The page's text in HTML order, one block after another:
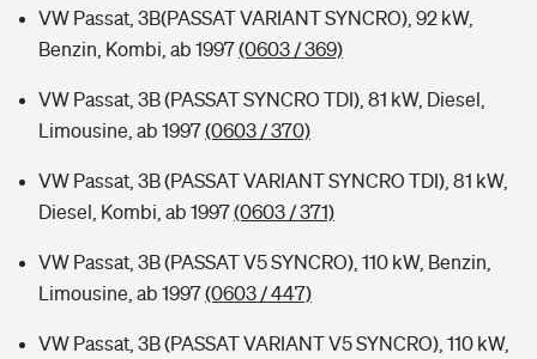
VW Passat, 3B(PASSAT VARIANT SYNCRO), 92 kW,
Benzin, Kombi, ab 1997(0603 / 369)
VW Passat, 3B (PASSAT SYNCRO TDI), 81 kW, Diesel,
Limousine, ab 1997(0603 / 370)
VW Passat, 3B (PASSAT VARIANT SYNCRO TDI), 81 kW,
Diesel, Kombi, ab 1997(0603 / 371)
VW Passat, 3B (PASSAT V5 SYNCRO), 110 kW, Benzin,
Limousine, ab 1997(0603 / 447)
VW Passat, 3B (PASSAT VARIANT V5 SYNCRO), 110 kW,